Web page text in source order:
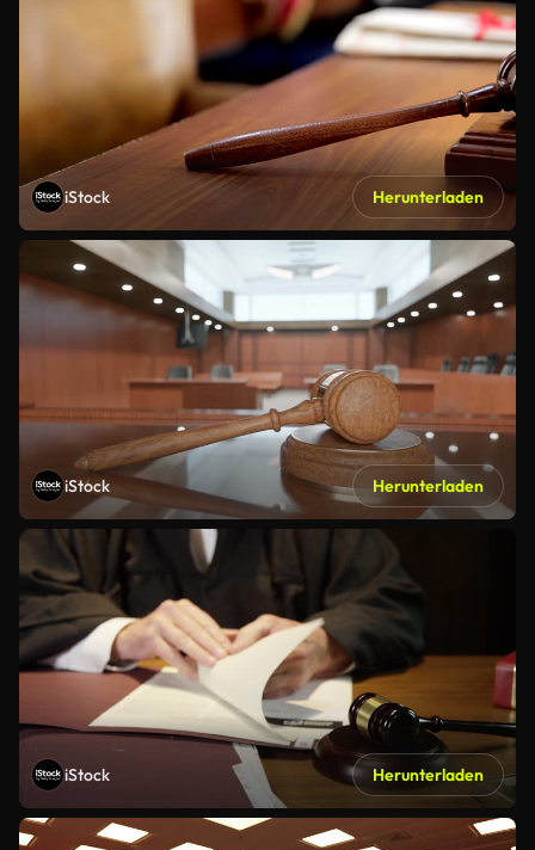
iStock Herunterladen
iStock Herunterladen
iStock Herunterladen